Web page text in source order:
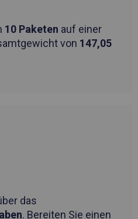
10 Paketen auf einer
von 147,05
das
. Bereiten Sie einen